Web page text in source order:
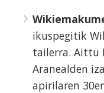
ikuspegitik
tailerra. Aittu
Aranealden
apirilaren